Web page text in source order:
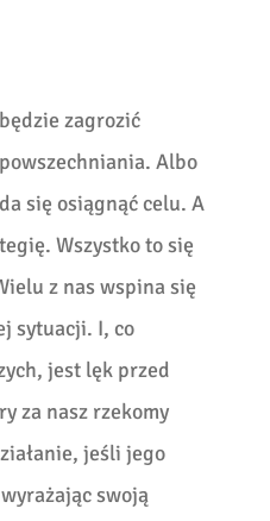
zagrozić
Albo
się osiągnąć celu. A
Wszystko to się
z nas wspina się
sytuacji. I, co
jest lęk przed
za nasz rzekomy
jeśli jego
swoją